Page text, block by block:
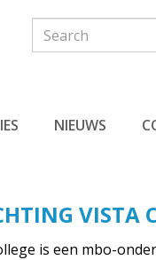
Search
NIEUWS
VISTA
is een mbo-